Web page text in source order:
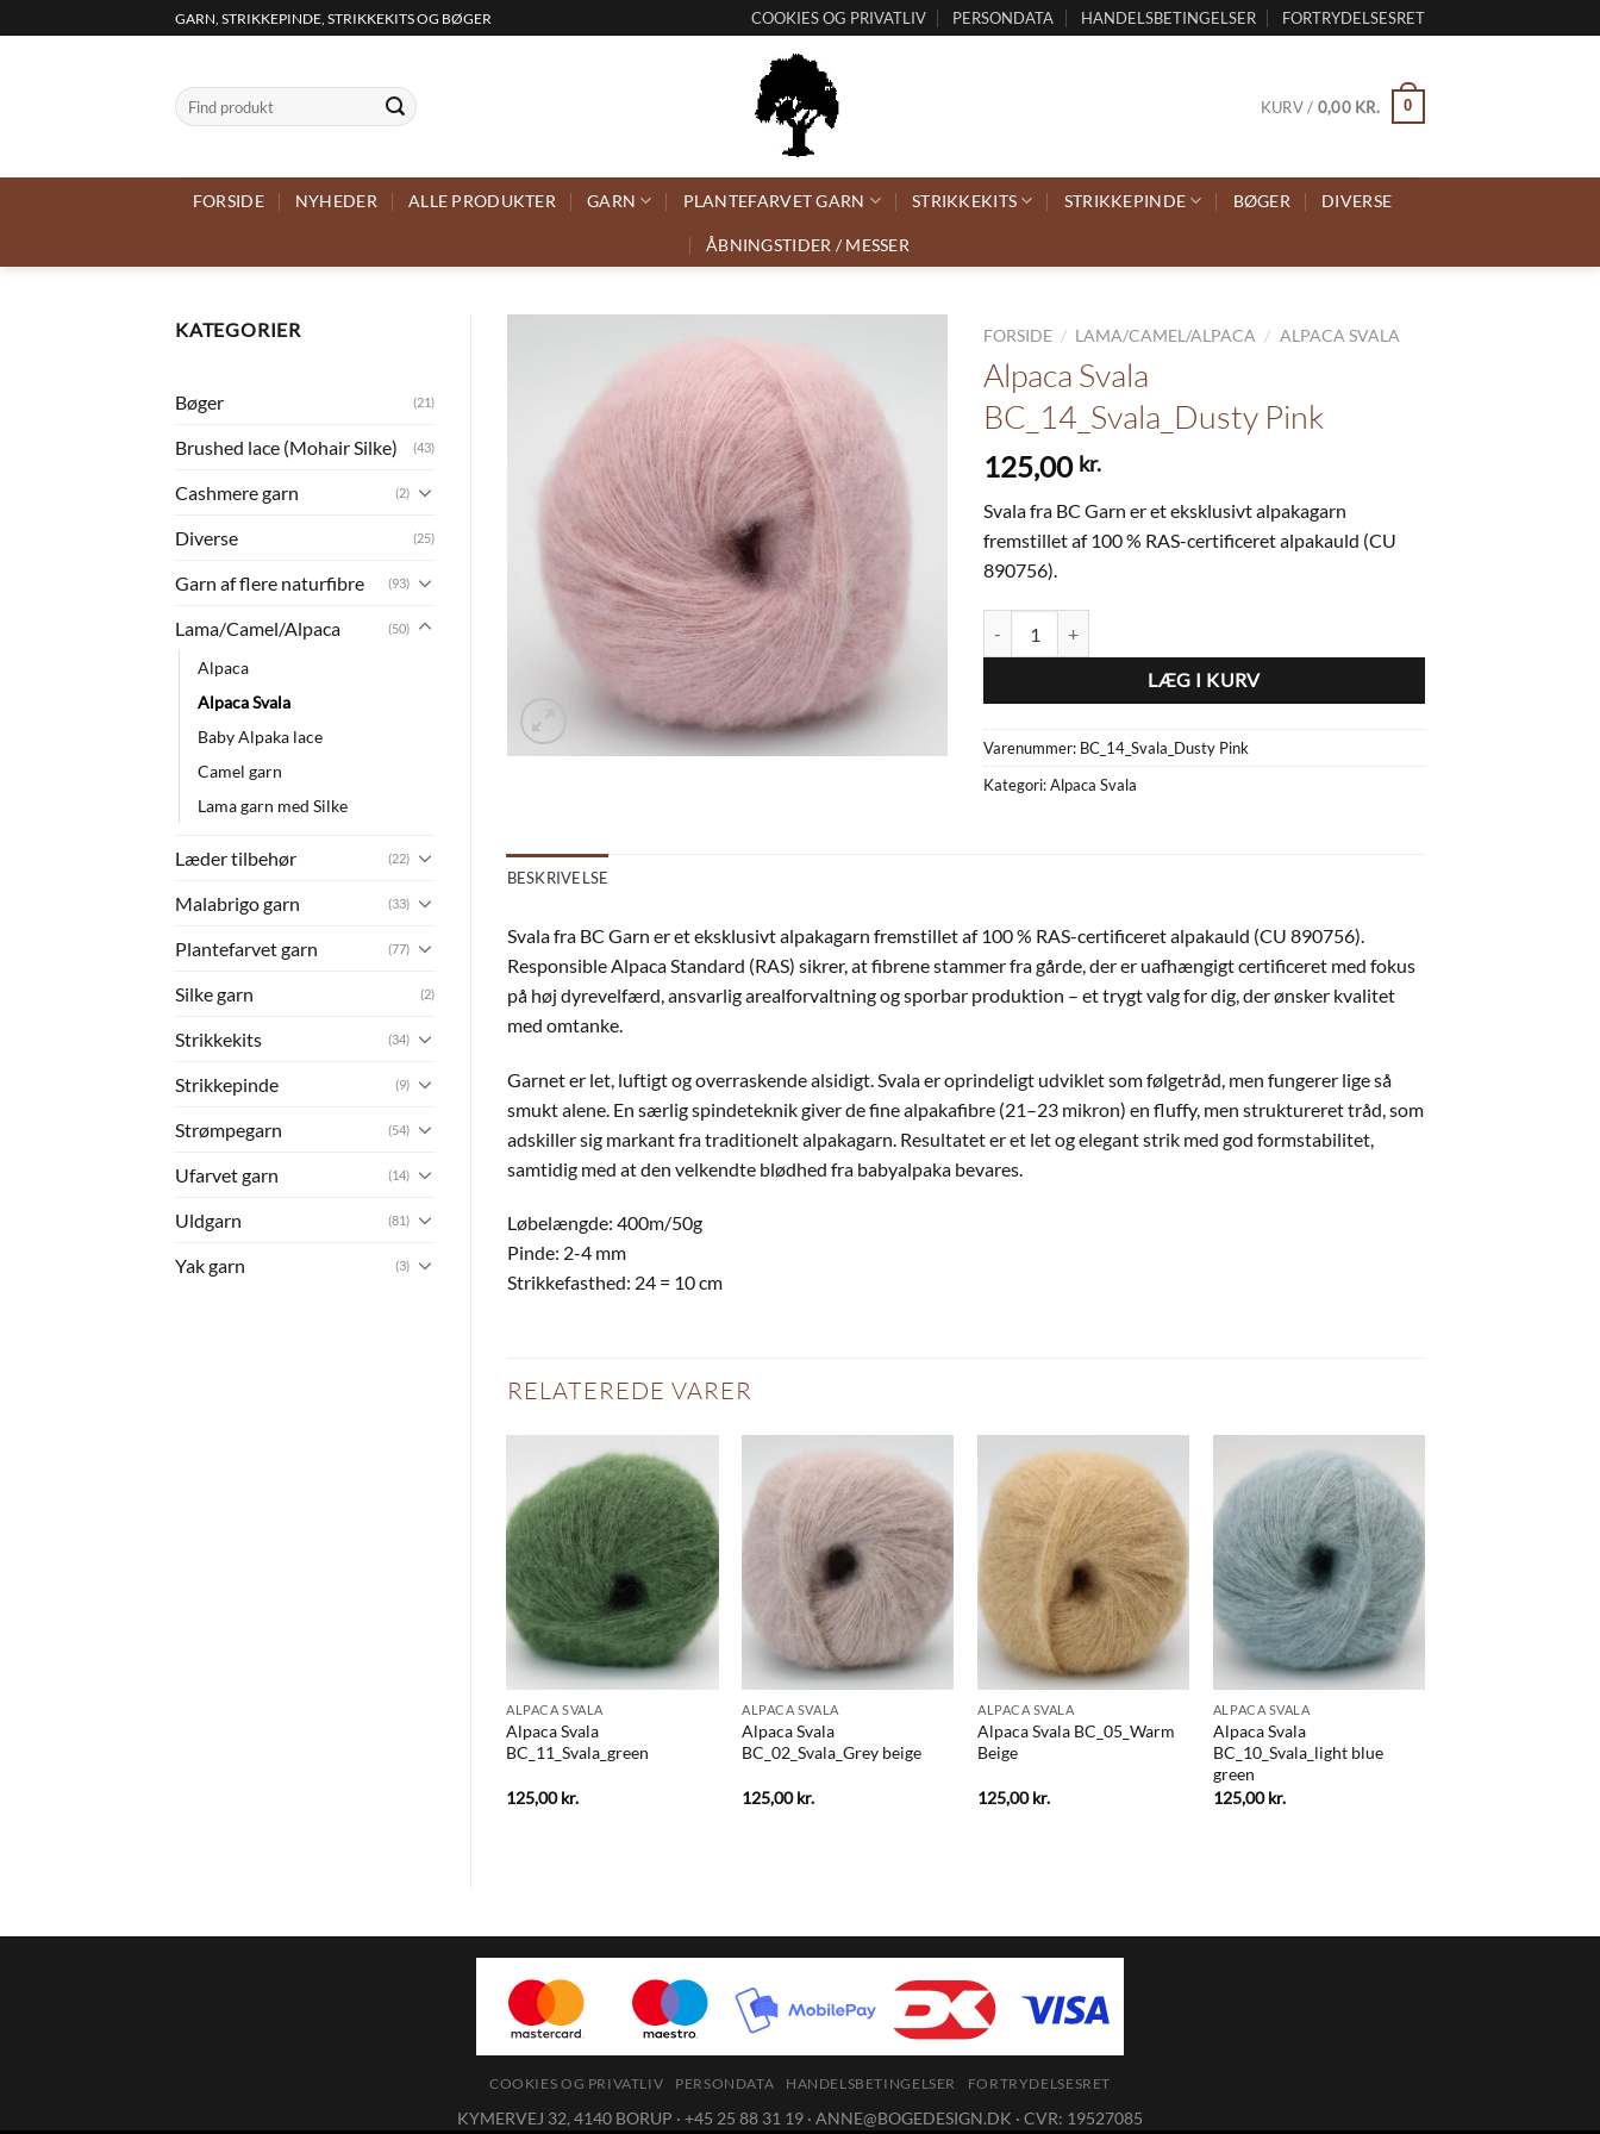
til
GARN, STRIKKEPINDE, STRIKKEKITS OG BØGER COOKIES OG PRIVATLIV PERSONDATA HANDELSBETINGELSER FORTRYDELSESRET
Søg
efter:
KURV / 0,00 KR. 0
FORSIDE NYHEDER ALLE PRODUKTER GARN PLANTEFARVET GARN STRIKKEKITS STRIKKEPINDE BØGER DIVERSE
ÅBNINGSTIDER / MESSER
KATEGORIER
Bøger (21)
Brushed lace (Mohair Silke) (43)
Cashmere garn (2)
Diverse (25)
Garn af flere naturfibre (93)
Lama/Camel/Alpaca (50)
Alpaca
Alpaca Svala
Baby Alpaka lace
Camel garn
Lama garn med Silke
Læder tilbehør (22)
Malabrigo garn (33)
Plantefarvet garn (77)
Silke garn (2)
Strikkekits (34)
Strikkepinde (9)
Strømpegarn (54)
Ufarvet garn (14)
Uldgarn (81)
Yak garn (3)
FORSIDE / LAMA/CAMEL/ALPACA / ALPACA SVALA
Alpaca Svala
BC_14_Svala_Dusty Pink
125,00 kr.
Svala fra BC Garn er et eksklusivt alpaka­garn
fremstillet af 100 % RAS-certificeret alpakauld (CU
890756).
LÆG I KURV
Varenummer: BC_14_Svala_Dusty Pink
Kategori:Alpaca Svala
BESKRIVELSE
Svala fra BC Garn er et eksklusivt alpaka­garn fremstillet af 100 % RAS-certificeret alpakauld (CU 890756).
Responsible Alpaca Standard (RAS) sikrer, at fibrene stammer fra gårde, der er uafhængigt certificeret med fokus
på høj dyrevelfærd, ansvarlig arealforvaltning og sporbar produktion – et trygt valg for dig, der ønsker kvalitet
med omtanke.
Garnet er let, luftigt og overraskende alsidigt. Svala er oprindeligt udviklet som følgetråd, men fungerer lige så
smukt alene. En særlig spindeteknik giver de fine alpaka­fibre (21–23 mikron) en fluffy, men struktureret tråd, som
adskiller sig markant fra traditionelt alpaka­garn. Resultatet er et let og elegant strik med god formstabilitet,
samtidig med at den velkendte blødhed fra babyalpaka bevares.
Løbelængde: 400m/50g
Pinde: 2-4 mm
Strikkefasthed: 24 = 10 cm
RELATEREDE VARER
ALPACA SVALA
Alpaca Svala
BC_11_Svala_green
125,00kr.
ALPACA SVALA
Alpaca Svala
BC_02_Svala_Grey beige
125,00kr.
ALPACA SVALA
Alpaca Svala BC_05_Warm
Beige
125,00kr.
ALPACA SVALA
Alpaca Svala
BC_10_Svala_light blue
green
125,00kr.
COOKIES OG PRIVATLIV PERSONDATA HANDELSBETINGELSER FORTRYDELSESRET
KYMERVEJ 32, 4140 BORUP · +45 25 88 31 19 · ANNE@BOGEDESIGN.DK · CVR: 19527085